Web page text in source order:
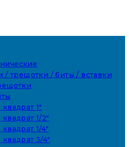
/ трещотки / биты / вставки
1"
1/2"
1/4"
3/4"